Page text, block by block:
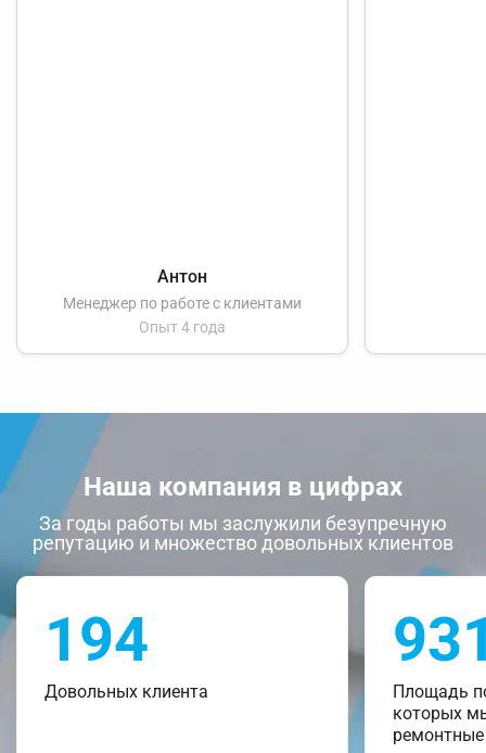
Антон
Менеджер по работе с клиентами
Опыт 4 года
Наша компания в цифрах
За годы работы мы заслужили безупречную
репутацию и множество довольных клиентов
194
Довольных клиента
Площадь
которых